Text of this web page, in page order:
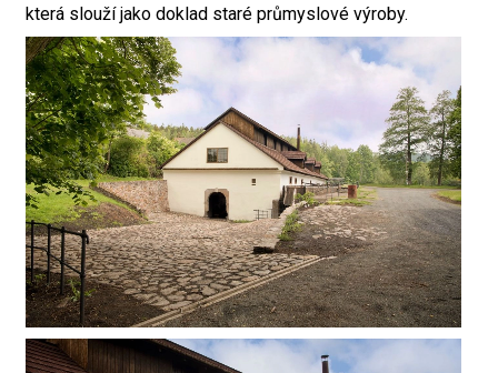
která slouží jako doklad staré průmyslové výroby.